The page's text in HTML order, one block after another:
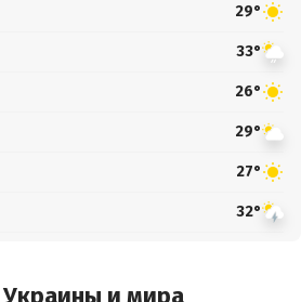
29°
33°
26°
29°
27°
32°
и мира